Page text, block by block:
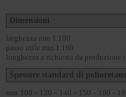
Dimensioni
larghezza mm 1.100
passo utile mm 1.160
lunghezza a richiesta da produzione
Spessore standard di
mm 100 - 120 - 140 - 150 - 160 -